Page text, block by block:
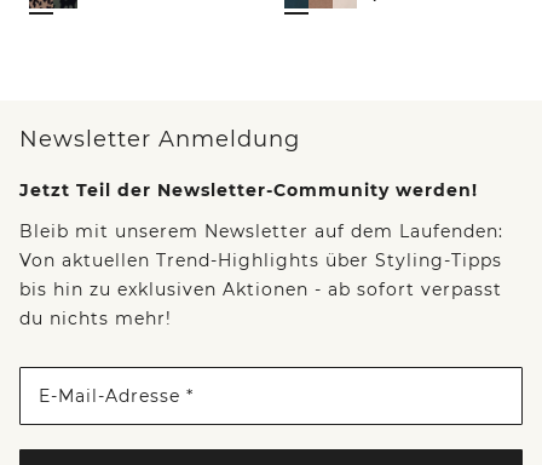
Newsletter Anmeldung
Jetzt Teil der Newsletter-Community werden!
Bleib mit unserem Newsletter auf dem Laufenden:
Von aktuellen Trend-Highlights über Styling-Tipps
bis hin zu exklusiven Aktionen - ab sofort verpasst
du nichts mehr!
E-Mail-Adresse *